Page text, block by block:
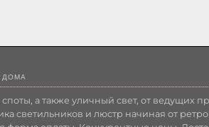
ДОМА
а также уличный свет, от ведущих
светильников и люстр начиная от ретро